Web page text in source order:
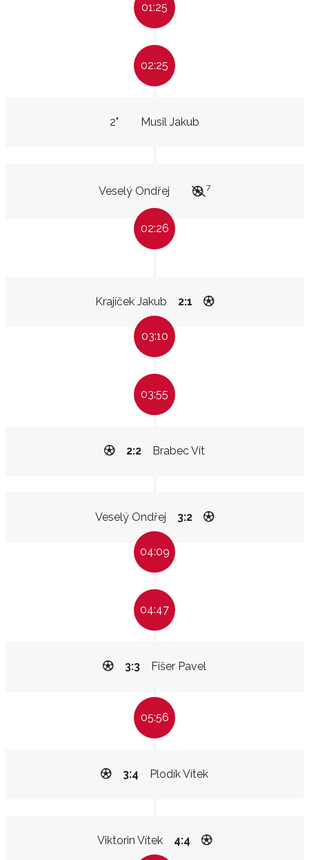
01:25
02:25
Musil Jakub
2"
Veselý Ondřej 7
02:26
Krajíček Jakub 2:1
03:10
03:55
Brabec Vít
2:2
Veselý Ondřej 3:2
04:09
04:47
Fišer Pavel
3:3
05:56
Plodík Vítek
3:4
Viktorin Vítek 4:4